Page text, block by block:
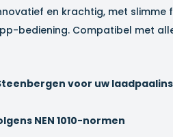
en krachtig, met slimme
bediening. Compatibel met
voor uw
NEN 1010-normen